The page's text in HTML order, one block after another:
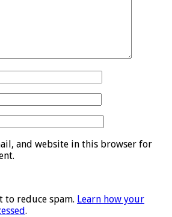
and website in this browser for
to reduce spam. Learn how your
.